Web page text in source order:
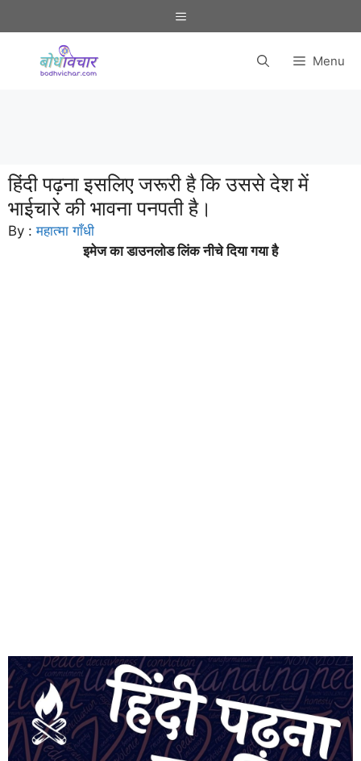
to
Menu
Menu
हिंदी पढ़ना इसलिए जरूरी है कि उससे देश में
भाईचारे की भावना पनपती है।
By :महात्मा गाँधी
इमेज का डाउनलोड लिंक नीचे दिया गया है